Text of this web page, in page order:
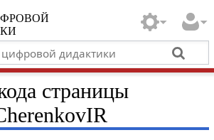
страницы